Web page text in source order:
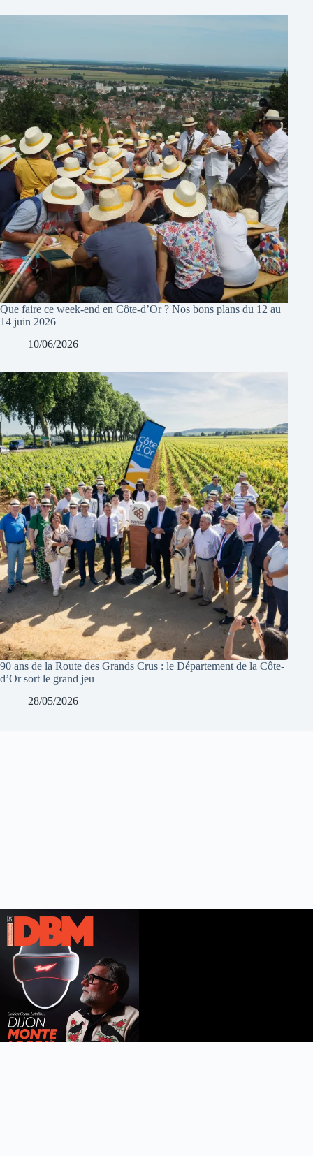
Que faire ce week-end en Côte-d’Or ? Nos bons plans du 12 au
14 juin 2026
10/06/2026
90 ans de la Route des Grands Crus : le Département de la Côte-
d’Or sort le grand jeu
28/05/2026